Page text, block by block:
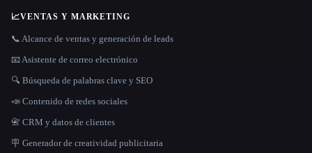
📈VENTAS Y MARKETING
📞 Alcance de ventas y generación de leads
📧 Asistente de correo electrónico
🔍 Búsqueda de palabras clave y SEO
📣 Contenido de redes sociales
📇 CRM y datos de clientes
🪧 Generador de creatividad publicitaria